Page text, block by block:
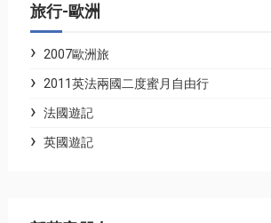
旅行-歐洲
2007歐洲旅
2011英法兩國二度蜜月自由行
法國遊記
英國遊記